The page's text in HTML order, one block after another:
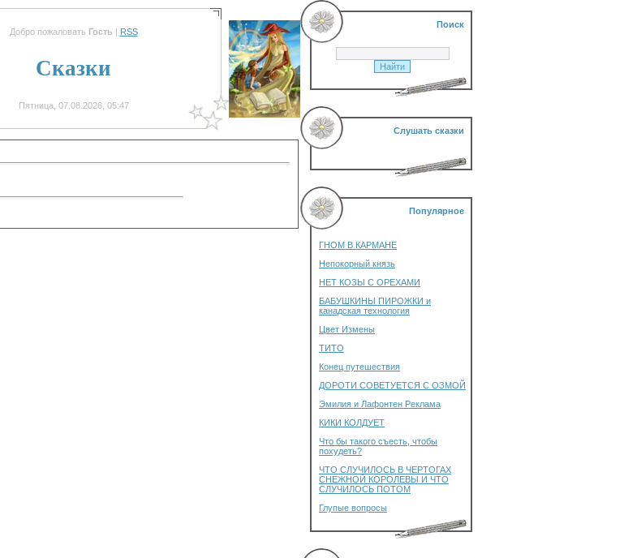
Добро пожаловать Гость | RSS
Сказки
Пятница, 07.08.2026, 05:47
Поиск
Слушать сказки
Популярное
ГНОМ В КАРМАНЕ
Непокорный князь
НЕТ КОЗЫ С ОРЕХАМИ
БАБУШКИНЫ ПИРОЖКИ и
канадская технология
Цвет Измены
ТИТО
Конец путешествия
ДОРОТИ СОВЕТУЕТСЯ С ОЗМОЙ
Эмилия и Лафонтен Реклама
КИКИ КОЛДУЕТ
Что бы такого съесть, чтобы
похудеть?
ЧТО СЛУЧИЛОСЬ В ЧЕРТОГАХ
СНЕЖНОЙ КОРОЛЕВЫ И ЧТО
СЛУЧИЛОСЬ ПОТОМ
Глупые вопросы